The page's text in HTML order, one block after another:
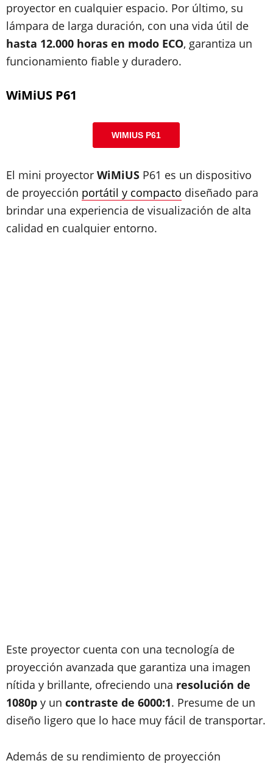
proyector en cualquier espacio. Por último, su
lámpara de larga duración, con una vida útil de
hasta 12.000 horas en modo ECO, garantiza un
funcionamiento fiable y duradero.
WiMiUS P61
WIMIUS P61
El mini proyector WiMiUS P61 es un dispositivo
de proyección portátil y compacto diseñado para
brindar una experiencia de visualización de alta
calidad en cualquier entorno.
Este proyector cuenta con una tecnología de
proyección avanzada que garantiza una imagen
nítida y brillante, ofreciendo una resolución de
1080p y un contraste de 6000:1. Presume de un
diseño ligero que lo hace muy fácil de transportar.
Además de su rendimiento de proyección